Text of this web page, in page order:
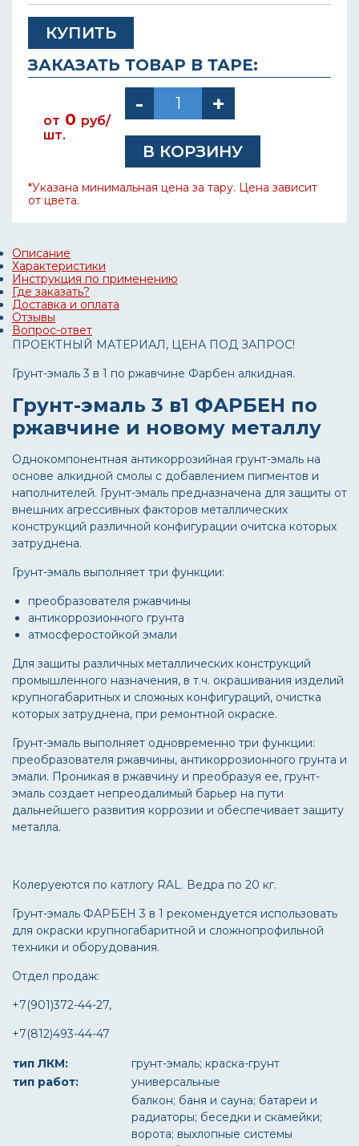
КУПИТЬ
ЗАКАЗАТЬ ТОВАР В ТАРЕ:
от 0 руб/
шт.
*Указана минимальная цена за тару. Цена зависит
от цвета.
Описание
Характеристики
Инструкция по применению
Где заказать?
Доставка и оплата
Отзывы
Вопрос-ответ
ПРОЕКТНЫЙ МАТЕРИАЛ, ЦЕНА ПОД ЗАПРОС!
Грунт-эмаль 3 в 1 по ржавчине Фарбен алкидная.
Грунт-эмаль 3 в1 ФАРБЕН по
ржавчине и новому металлу
Однокомпонентная антикоррозийная грунт-эмаль на
основе алкидной смолы с добавлением пигментов и
наполнителей. Грунт-эмаль предназначена для защиты от
внешних агрессивных факторов металлических
конструкций различной конфигурации очитска которых
затруднена.
Грунт-эмаль выполняет три функции:
преобразователя ржавчины
антикоррозионного грунта
атмосферостойкой эмали
Для защиты различных металлических конструкций
промышленного назначения, в т.ч. окрашивания изделий
крупногабаритных и сложных конфигураций, очистка
которых затруднена, при ремонтной окраске.
Грунт-эмаль выполняет одновременно три функции:
преобразователя ржавчины, антикоррозионного грунта и
эмали. Проникая в ржавчину и преобразуя ее, грунт-
эмаль создает непреодалимый барьер на пути
дальнейшего развития коррозии и обеспечивает защиту
металла.
Колеруеются по катлогу RAL. Ведра по 20 кг.
Грунт-эмаль ФАРБЕН 3 в 1 рекомендуется использовать
для окраски крупногабаритной и сложнопрофильной
техники и оборудования.
Отдел продаж:
+7(901)372-44-27,
+7(812)493-44-47
тип ЛКМ:
грунт-эмаль; краска-грунт
тип работ:
универсальные
балкон; баня и сауна; батареи и
радиаторы; беседки и скамейки;
ворота; выхлопные системы